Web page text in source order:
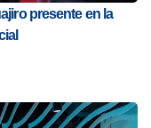
presente en la